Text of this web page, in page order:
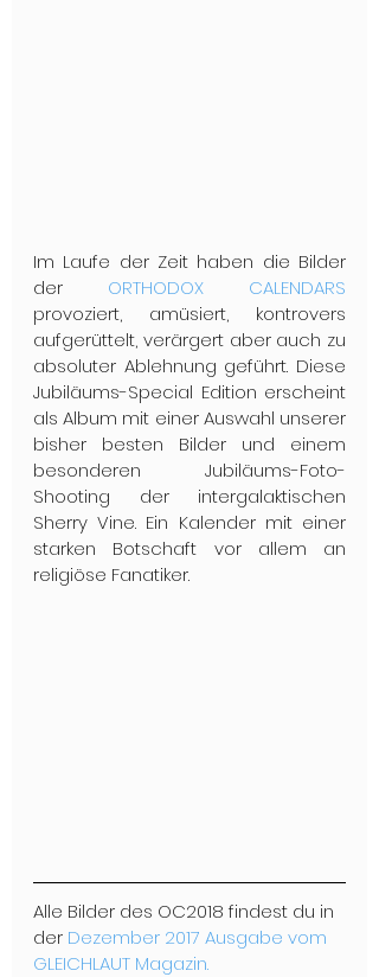
Im Laufe der Zeit haben die Bilder
der ORTHODOX CALENDARS
provoziert, amüsiert, kontrovers
aufgerüttelt, verärgert aber auch zu
absoluter Ablehnung geführt. Diese
Jubiläums-Special Edition erscheint
als Album mit einer Auswahl unserer
bisher besten Bilder und einem
besonderen Jubiläums-Foto-
Shooting der intergalaktischen
Sherry Vine. Ein Kalender mit einer
starken Botschaft vor allem an
religiöse Fanatiker.
Alle Bilder des OC2018 findest du in
der Dezember 2017 Ausgabe vom
GLEICHLAUT Magazin.